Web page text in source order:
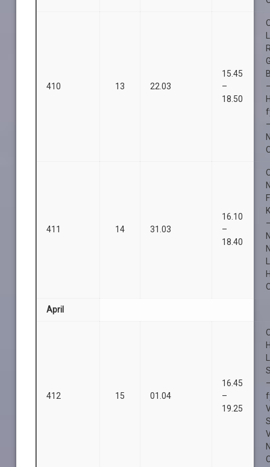
410 13 22.03
15.45
–
18.50
411 14 31.03
16.10
–
18.40
April
412 15 01.04
16.45
–
19.25